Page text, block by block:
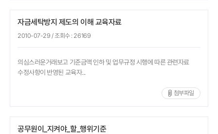
자금세탁방지 제도의 이해 교육자료
2010-07-29 / 조회수 : 26169
의심스러운거래보고 기준금액 인하 및 업무규정 시행에 따른 관련자료
수정사항이 반영된 교육자...
첨부파일
공무원이_지켜야_할_행위기준